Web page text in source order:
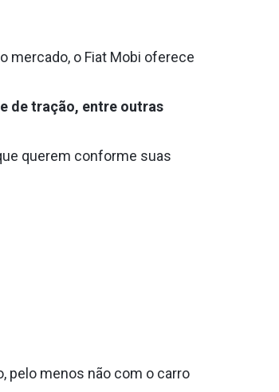
mercado, o Fiat Mobi oferece
de tração, entre outras
querem conforme suas
pelo menos não com o carro